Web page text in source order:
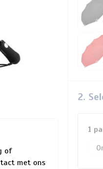
of
met ons
2.
1